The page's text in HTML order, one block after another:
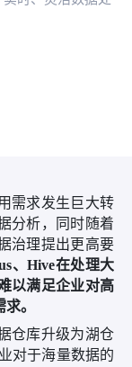
需求发生巨大转
分析，同时随着
治理提出更高要
、Hive在处理大
以满足企业对高
。
仓库升级为湖仓
对于海量数据的